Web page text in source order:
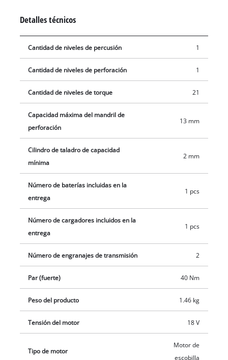
aplicación y al material. Con la función de impacto incluida, se
pueden taladrar incluso materiales más duros, como ladrillos.
La luz LED integrada garantiza una visión perfecta del área de
una batería Power X-Change de 2,0 Ah y un cargador, junto
con un juego de accesorios de 64 piezas. Se presenta en un
práctico maletín.
Detalles técnicos
Cantidad de niveles de percusión 1
Cantidad de niveles de perforación 1
Cantidad de niveles de torque 21
Capacidad máxima del mandril de
perforación
13 mm
Cilindro de taladro de capacidad
mínima
2 mm
Número de baterías incluidas en la
entrega
1 pcs
Número de cargadores incluidos en la
entrega
1 pcs
Número de engranajes de transmisión 2
Par (fuerte) 40 Nm
Peso del producto 1.46 kg
Tensión del motor 18 V
Tipo de motor
Motor de
escobilla